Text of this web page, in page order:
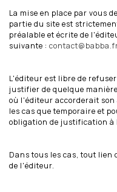
La mise en place par vous
partie du site est
préalable et écrite de
suivante :
L'éditeur est libre de
justifier de quelque
où l'éditeur accorderait
les cas que temporaire et
obligation de justification à
Dans tous les cas, tout lien
de l'éditeur.